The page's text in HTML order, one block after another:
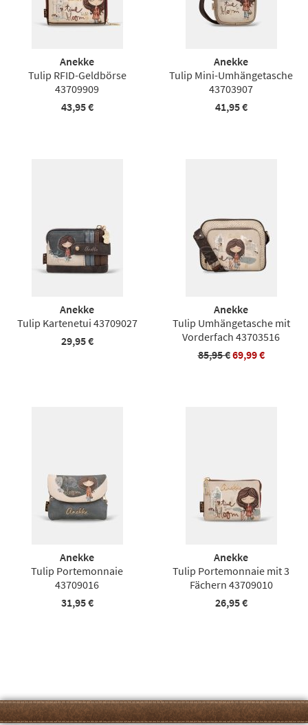
Anekke
Tulip RFID-Geldbörse
43709909
43,95 €
Anekke
Tulip Mini-Umhängetasche
43703907
41,95 €
Anekke
Tulip Kartenetui 43709027
29,95 €
Anekke
Tulip Umhängetasche mit
Vorderfach 43703516
85,95 €69,99 €
Anekke
Tulip Portemonnaie
43709016
31,95 €
Anekke
Tulip Portemonnaie mit 3
Fächern 43709010
26,95 €